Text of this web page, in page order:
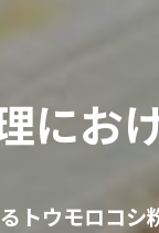
にお
トウモロコシ